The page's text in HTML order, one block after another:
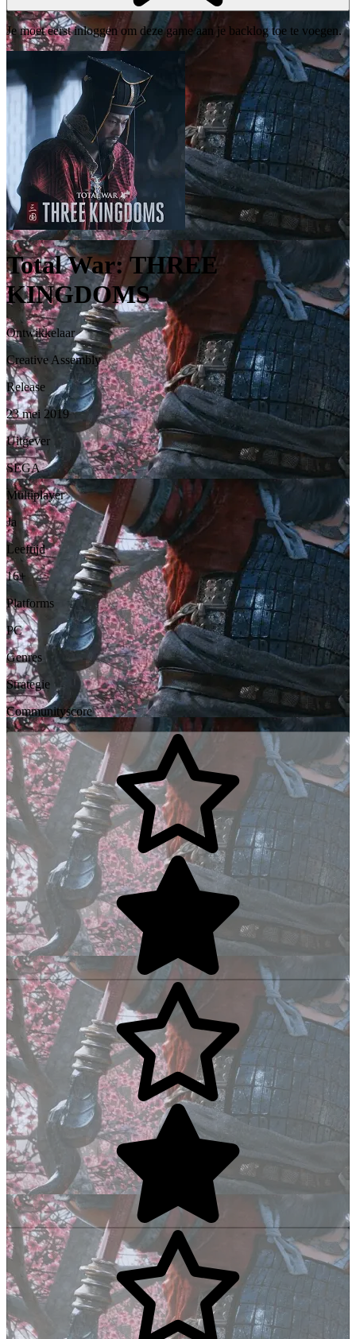
Je moet eerst inloggen om deze game aan je backlog toe te voegen.
Total War: THREE
KINGDOMS
Ontwikkelaar
Creative Assembly
Release
23 mei 2019
Uitgever
SEGA
Multiplayer
Ja
Leeftijd
16+
Platforms
PC
Genres
Strategie
Communityscore